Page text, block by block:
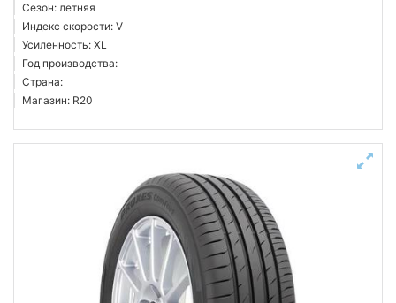
Сезон: летняя
Индекс скорости: V
Усиленность: XL
Год производства:
Страна:
Магазин: R20